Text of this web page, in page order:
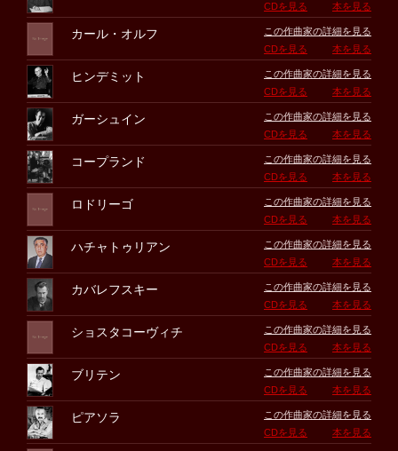
CDを見る
本を見る
カール・オルフ
この作曲家の詳細を見る
CDを見る
本を見る
ヒンデミット
この作曲家の詳細を見る
CDを見る
本を見る
ガーシュイン
この作曲家の詳細を見る
CDを見る
本を見る
コープランド
この作曲家の詳細を見る
CDを見る
本を見る
ロドリーゴ
この作曲家の詳細を見る
CDを見る
本を見る
ハチャトゥリアン
この作曲家の詳細を見る
CDを見る
本を見る
カバレフスキー
この作曲家の詳細を見る
CDを見る
本を見る
ショスタコーヴィチ
この作曲家の詳細を見る
CDを見る
本を見る
ブリテン
この作曲家の詳細を見る
CDを見る
本を見る
ピアソラ
この作曲家の詳細を見る
CDを見る
本を見る